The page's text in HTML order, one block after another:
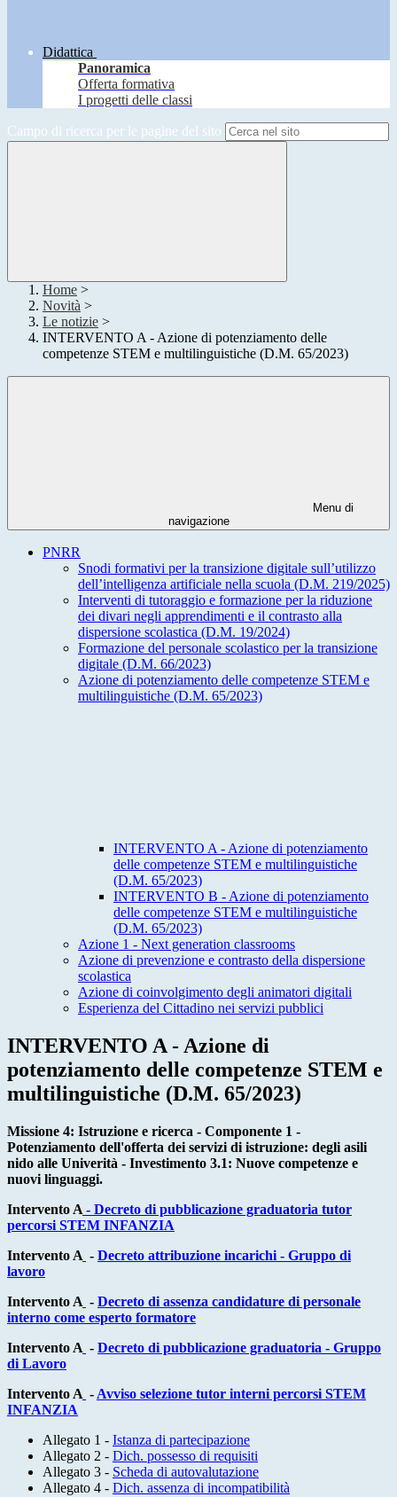
Didattica
Panoramica
Offerta formativa
I progetti delle classi
Campo di ricerca per le pagine del sito
Home >
Novità >
Le notizie >
INTERVENTO A - Azione di potenziamento delle
competenze STEM e multilinguistiche (D.M. 65/2023)
Menu di
navigazione
PNRR
Snodi formativi per la transizione digitale sull’utilizzo
dell’intelligenza artificiale nella scuola (D.M. 219/2025)
Interventi di tutoraggio e formazione per la riduzione
dei divari negli apprendimenti e il contrasto alla
dispersione scolastica (D.M. 19/2024)
Formazione del personale scolastico per la transizione
digitale (D.M. 66/2023)
Azione di potenziamento delle competenze STEM e
multilinguistiche (D.M. 65/2023)
INTERVENTO A - Azione di potenziamento
delle competenze STEM e multilinguistiche
(D.M. 65/2023)
INTERVENTO B - Azione di potenziamento
delle competenze STEM e multilinguistiche
(D.M. 65/2023)
Azione 1 - Next generation classrooms
Azione di prevenzione e contrasto della dispersione
scolastica
Azione di coinvolgimento degli animatori digitali
Esperienza del Cittadino nei servizi pubblici
INTERVENTO A - Azione di
potenziamento delle competenze STEM e
multilinguistiche (D.M. 65/2023)
Missione 4: Istruzione e ricerca - Componente 1 -
Potenziamento dell'offerta dei servizi di istruzione: degli asili
nido alle Univerità - Investimento 3.1: Nuove competenze e
nuovi linguaggi.
Intervento A - Decreto di pubblicazione graduatoria tutor
percorsi STEM INFANZIA
Intervento A - Decreto attribuzione incarichi - Gruppo di
lavoro
Intervento A - Decreto di assenza candidature di personale
interno come esperto formatore
Intervento A - Decreto di pubblicazione graduatoria - Gruppo
di Lavoro
Intervento A - Avviso selezione tutor interni percorsi STEM
INFANZIA
Allegato 1 - Istanza di partecipazione
Allegato 2 - Dich. possesso di requisiti
Allegato 3 - Scheda di autovalutazione
Allegato 4 - Dich. assenza di incompatibilità